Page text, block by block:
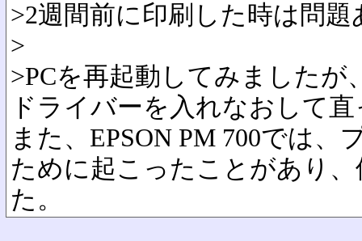
>2週間前に印刷した時は問
>
>PCを再起動してみましたが
ドライバーを入れなおして
また、EPSON PM 700では
ために起こったことがあり
た。